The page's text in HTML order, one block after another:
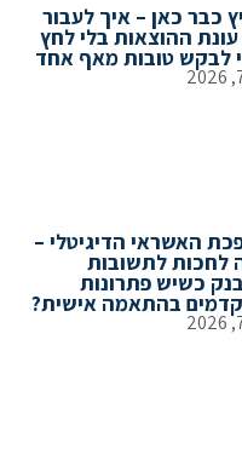
– איך לעבור
בלי לחץ
טובות מאף אחד
הדיגיטלי –
לתשובות
פתרונות
אישית?